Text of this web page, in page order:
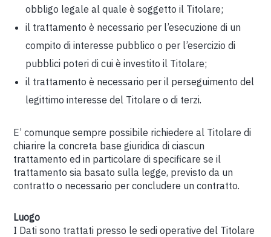
obbligo legale al quale è soggetto il Titolare;
il trattamento è necessario per l’esecuzione di un
compito di interesse pubblico o per l’esercizio di
pubblici poteri di cui è investito il Titolare;
il trattamento è necessario per il perseguimento del
legittimo interesse del Titolare o di terzi.
E’ comunque sempre possibile richiedere al Titolare di
chiarire la concreta base giuridica di ciascun
trattamento ed in particolare di specificare se il
trattamento sia basato sulla legge, previsto da un
contratto o necessario per concludere un contratto.
Luogo
I Dati sono trattati presso le sedi operative del Titolare